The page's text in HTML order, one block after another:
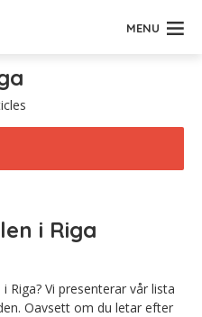
MENU
i Riga
Vi presenterar vår lista
Oavsett om du letar efter